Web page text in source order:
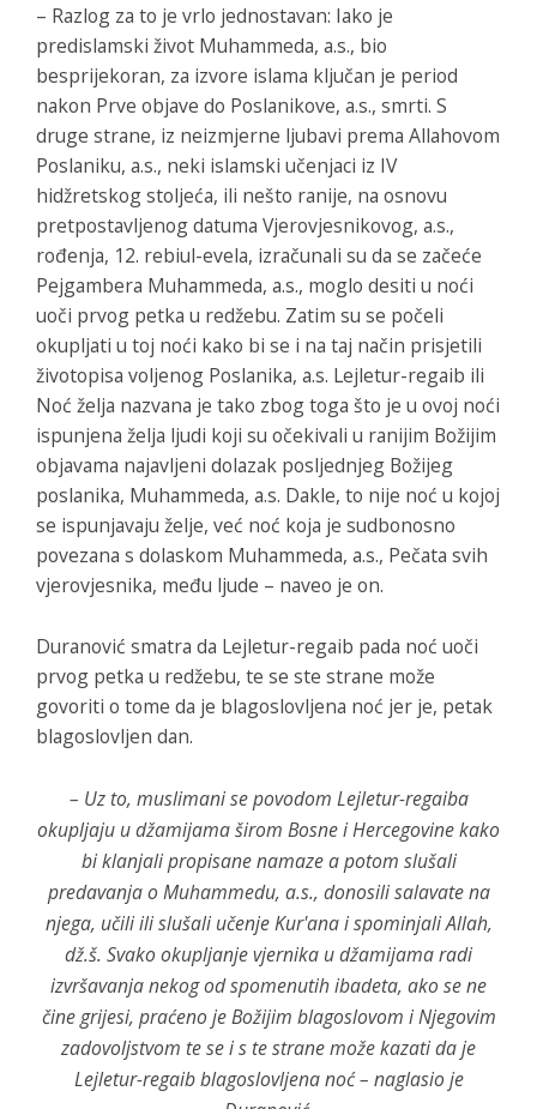
– Razlog za to je vrlo jednostavan: Iako je
predislamski život Muhammeda, a.s., bio
besprijekoran, za izvore islama ključan je period
nakon Prve objave do Poslanikove, a.s., smrti. S
druge strane, iz neizmjerne ljubavi prema Allahovom
Poslaniku, a.s., neki islamski učenjaci iz IV
hidžretskog stoljeća, ili nešto ranije, na osnovu
pretpostavljenog datuma Vjerovjesnikovog, a.s.,
rođenja, 12. rebiul-evela, izračunali su da se začeće
Pejgambera Muhammeda, a.s., moglo desiti u noći
uoči prvog petka u redžebu. Zatim su se počeli
okupljati u toj noći kako bi se i na taj način prisjetili
životopisa voljenog Poslanika, a.s. Lejletur-regaib ili
Noć želja nazvana je tako zbog toga što je u ovoj noći
ispunjena želja ljudi koji su očekivali u ranijim Božijim
objavama najavljeni dolazak posljednjeg Božijeg
poslanika, Muhammeda, a.s. Dakle, to nije noć u kojoj
se ispunjavaju želje, već noć koja je sudbonosno
povezana s dolaskom Muhammeda, a.s., Pečata svih
vjerovjesnika, među ljude – naveo je on.
Duranović smatra da Lejletur-regaib pada noć uoči
prvog petka u redžebu, te se ste strane može
govoriti o tome da je blagoslovljena noć jer je, petak
blagoslovljen dan.
– Uz to, muslimani se povodom Lejletur-regaiba
okupljaju u džamijama širom Bosne i Hercegovine kako
bi klanjali propisane namaze a potom slušali
predavanja o Muhammedu, a.s., donosili salavate na
njega, učili ili slušali učenje Kur'ana i spominjali Allah,
dž.š. Svako okupljanje vjernika u džamijama radi
izvršavanja nekog od spomenutih ibadeta, ako se ne
čine grijesi, praćeno je Božijim blagoslovom i Njegovim
zadovoljstvom te se i s te strane može kazati da je
Lejletur-regaib blagoslovljena noć – naglasio je